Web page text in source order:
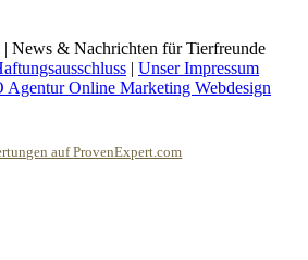
| News & Nachrichten für Tierfreunde
| Unser Impressum
Agentur Online Marketing Webdesign
auf ProvenExpert.com